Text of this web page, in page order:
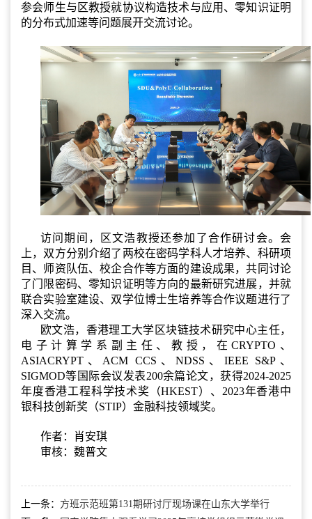
参会师生与区教授就协议构造技术与应用、零知识证明
的分布式加速等问题展开交流讨论。
访问期间，区文浩教授还参加了合作研讨会。会
上，双方分别介绍了两校在密码学科人才培养、科研项
目、师资队伍、校企合作等方面的建设成果，共同讨论
了门限密码、零知识证明等方向的最新研究进展，并就
联合实验室建设、双学位博士生培养等合作议题进行了
深入交流。
欧文浩，香港理工大学区块链技术研究中心主任，
电子计算学系副主任、教授，在CRYPTO、
ASIACRYPT、ACM CCS、NDSS、IEEE S&P、
SIGMOD等国际会议发表200余篇论文，获得2024-2025
年度香港工程科学技术奖（HKEST）、2023年香港中
银科技创新奖（STIP）金融科技领域奖。
作者：肖安琪
审核：魏普文
上一条： 方班示范班第131期研讨厅现场课在山东大学举行